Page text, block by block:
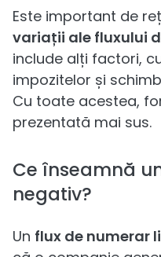
Este important de
variații ale fluxului
include alți factori,
impozitelor și
Cu toate acestea,
prezentată mai sus.
Ce înseamnă
negativ?
Un flux de numerar